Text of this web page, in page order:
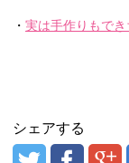
・ 実は手作りもで
シェアする